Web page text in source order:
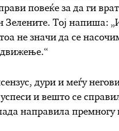
повеќе за да ги
Зелените. Тој напиша:
не значи да се
дури и меѓу
и вешто се
направила премногу